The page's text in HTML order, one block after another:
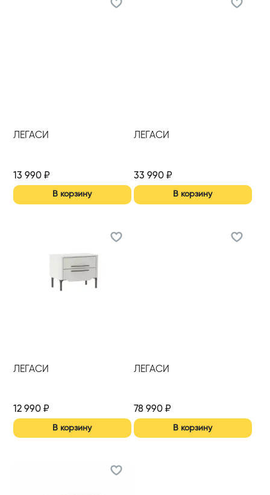
ЛЕГАСИ
13 990 ₽
В корзину
ЛЕГАСИ
33 990₽
В корзину
ЛЕГАСИ
12 990 ₽
В корзину
ЛЕГАСИ
78 990₽
В корзину